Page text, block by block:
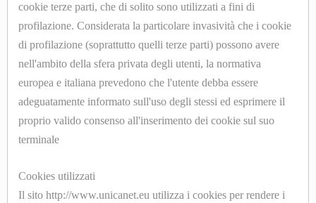
PARTI
DI
RICAMBIO
PER
MACCHINE
DA
PISTOLE
Contatti
Privacy Policy
cookie terze parti, che di solito sono utilizzati a fini di
profilazione. Considerata la particolare invasività che i cookie
di profilazione (soprattutto quelli terze parti) possono avere
nell'ambito della sfera privata degli utenti, la normativa
europea e italiana prevedono che l'utente debba essere
adeguatamente informato sull'uso degli stessi ed esprimere il
proprio valido consenso all'inserimento dei cookie sul suo
terminale
Cookies utilizzati
Il sito http://www.unicanet.eu utilizza i cookies per rendere i